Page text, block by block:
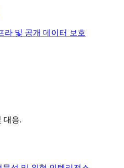
라 및 공개 데이터 보호
대응.